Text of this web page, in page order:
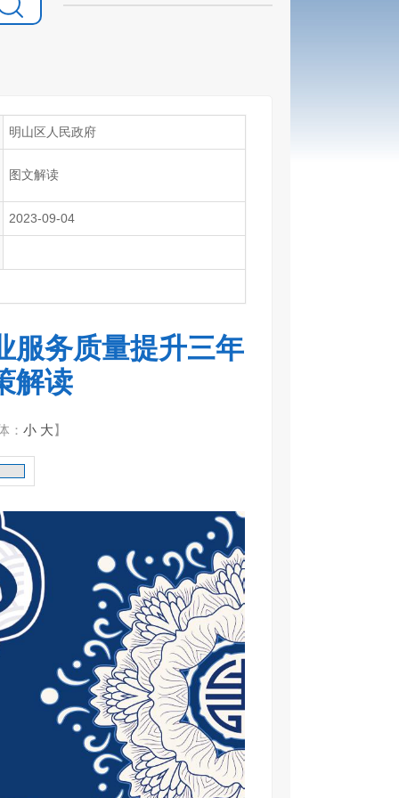
明山区人民政府
图文解读
2023-09-04
服务质量提升三年
解读
： 小 大】